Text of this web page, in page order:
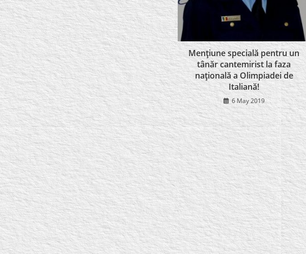
Menţiune specială pentru un
tânăr cantemirist la faza
naţională a Olimpiadei de
Italiană!
6 May 2019